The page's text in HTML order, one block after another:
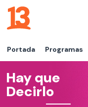
Portada Programas
Hay que
Decirlo